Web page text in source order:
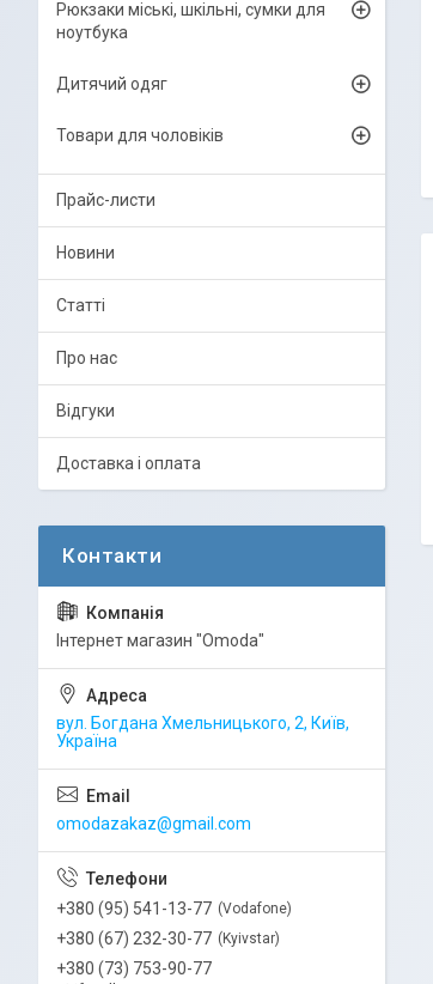
Рюкзаки міські, шкільні, сумки для
ноутбука
Дитячий одяг
Товари для чоловіків
Прайс-листи
Новини
Статті
Про нас
Відгуки
Доставка і оплата
Інтернет магазин "Omoda"
вул. Богдана Хмельницького, 2, Київ,
Україна
omodazakaz@gmail.com
+380 (95) 541-13-77 Vodafone
+380 (67) 232-30-77 Kyivstar
+380 (73) 753-90-77